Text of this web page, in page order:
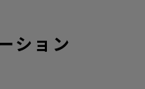
ション